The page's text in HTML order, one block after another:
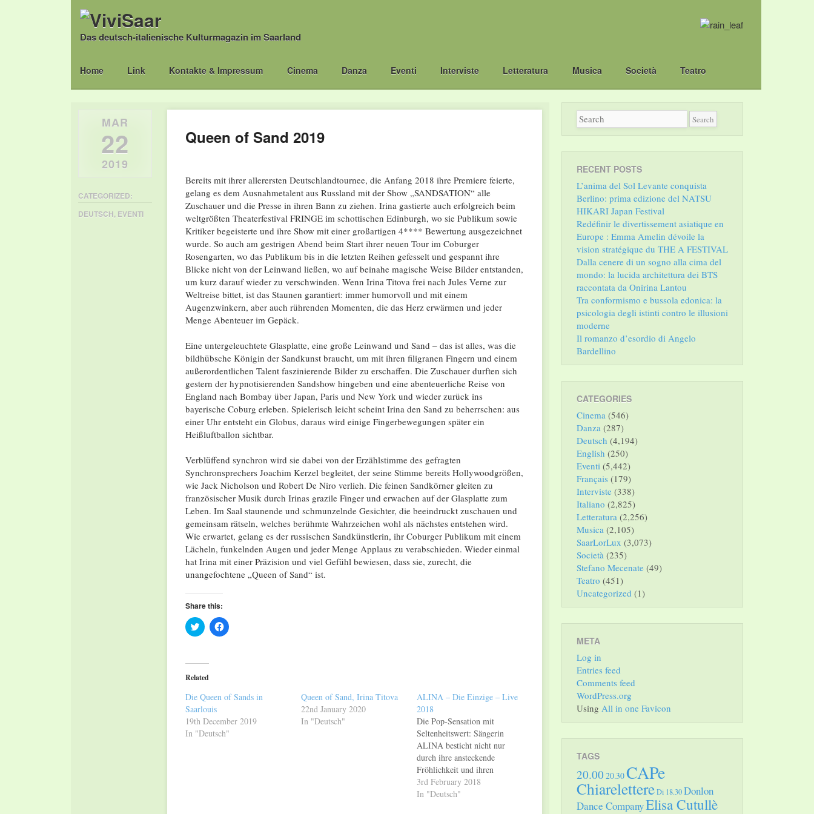
Das deutsch-italienische Kulturmagazin im Saarland
Main menu
Skip
Home Link Kontakte & Impressum Cinema Danza Eventi Interviste Letteratura Musica Società Teatro
Queen of Sand 2019
Bereits mit ihrer allerersten Deutschlandtournee, die Anfang 2018 ihre Premiere feierte,
gelang es dem Ausnahmetalent aus Russland mit der Show „SANDSATION“ alle
Zuschauer und die Presse in ihren Bann zu ziehen. Irina gastierte auch erfolgreich beim
weltgrößten Theaterfestival FRINGE im schottischen Edinburgh, wo sie Publikum sowie
Kritiker begeisterte und ihre Show mit einer großartigen 4**** Bewertung ausgezeichnet
wurde. So auch am gestrigen Abend beim Start ihrer neuen Tour im Coburger
Rosengarten, wo das Publikum bis in die letzten Reihen gefesselt und gespannt ihre
Blicke nicht von der Leinwand ließen, wo auf beinahe magische Weise Bilder entstanden,
um kurz darauf wieder zu verschwinden. Wenn Irina Titova frei nach Jules Verne zur
Weltreise bittet, ist das Staunen garantiert: immer humorvoll und mit einem
Augenzwinkern, aber auch rührenden Momenten, die das Herz erwärmen und jeder
Menge Abenteuer im Gepäck.
Eine untergeleuchtete Glasplatte, eine große Leinwand und Sand – das ist alles, was die
bildhübsche Königin der Sandkunst braucht, um mit ihren filigranen Fingern und einem
außerordentlichen Talent faszinierende Bilder zu erschaffen. Die Zuschauer durften sich
gestern der hypnotisierenden Sandshow hingeben und eine abenteuerliche Reise von
England nach Bombay über Japan, Paris und New York und wieder zurück ins
bayerische Coburg erleben. Spielerisch leicht scheint Irina den Sand zu beherrschen: aus
einer Uhr entsteht ein Globus, daraus wird einige Fingerbewegungen später ein
Heißluftballon sichtbar.
Verblüffend synchron wird sie dabei von der Erzählstimme des gefragten
Synchronsprechers Joachim Kerzel begleitet, der seine Stimme bereits Hollywoodgrößen,
wie Jack Nicholson und Robert De Niro verlieh. Die feinen Sandkörner gleiten zu
französischer Musik durch Irinas grazile Finger und erwachen auf der Glasplatte zum
Leben. Im Saal staunende und schmunzelnde Gesichter, die beeindruckt zuschauen und
gemeinsam rätseln, welches berühmte Wahrzeichen wohl als nächstes entstehen wird.
Wie erwartet, gelang es der russischen Sandkünstlerin, ihr Coburger Publikum mit einem
Lächeln, funkelnden Augen und jeder Menge Applaus zu verabschieden. Wieder einmal
hat Irina mit einer Präzision und viel Gefühl bewiesen, dass sie, zurecht, die
unangefochtene „Queen of Sand“ ist.
Share this:
Click
to
(Opens
in
new
Click
to
Related
Die Queen of Sands in
Saarlouis
19th December 2019
In "Deutsch"
Queen of Sand, Irina Titova
22nd January 2020
In "Deutsch"
ALINA – Die Einzige – Live
2018
Die Pop-Sensation mit
Seltenheitswert: Sängerin
ALINA besticht nicht nur
durch ihre ansteckende
Fröhlichkeit und ihren
Humor. Sie überzeugt mit
einer bombastischen,
3rd February 2018
In "Deutsch"
MAR
22
2019
CATEGORIZED:
DEUTSCH, EVENTI
RECENT POSTS
L’anima del Sol Levante conquista
Berlino: prima edizione del NATSU
HIKARI Japan Festival
Redéfinir le divertissement asiatique en
Europe : Emma Amelin dévoile la
vision stratégique du THE A FESTIVAL
Dalla cenere di un sogno alla cima del
mondo: la lucida architettura dei BTS
raccontata da Onirina Lantou
Tra conformismo e bussola edonica: la
psicologia degli istinti contro le illusioni
moderne
Il romanzo d’esordio di Angelo
Bardellino
CATEGORIES
Cinema (546)
Danza (287)
Deutsch (4,194)
English (250)
Eventi (5,442)
Français (179)
Interviste (338)
Italiano (2,825)
Letteratura (2,256)
Musica (2,105)
SaarLorLux (3,073)
Società (235)
Stefano Mecenate (49)
Teatro (451)
Uncategorized (1)
META
Log in
Entries feed
Comments feed
WordPress.org
Using All in one Favicon
TAGS
20.00 20.30CAPe
ChiarelettereDi 18.30Donlon
Dance CompanyElisa Cutullè